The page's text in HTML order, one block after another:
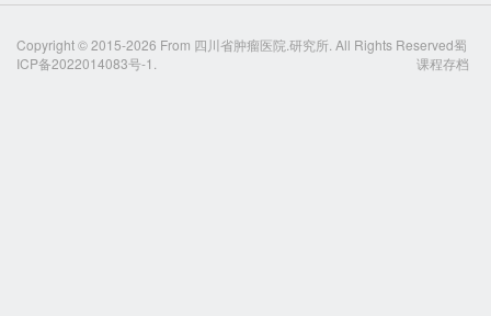
Copyright © 2015-2026 From 四川省肿瘤医院.研究所 . All Rights Reserved蜀
ICP备2022014083号-1.
课程存档